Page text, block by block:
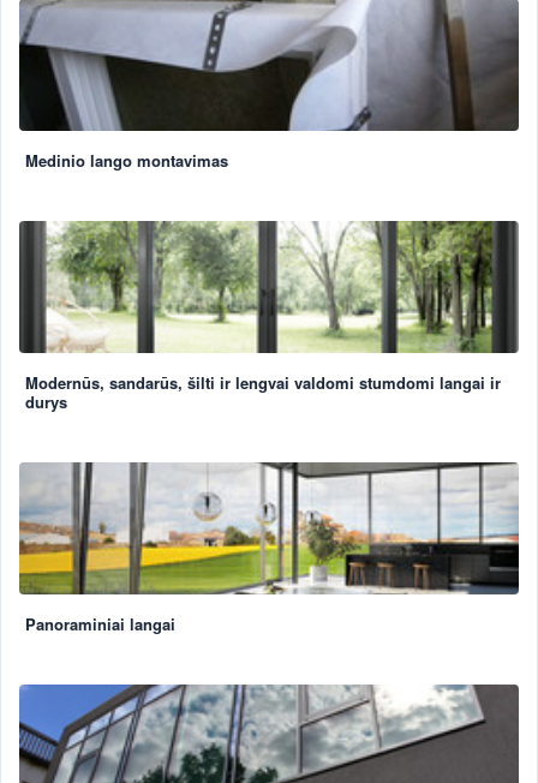
Medinio lango montavimas
Modernūs, sandarūs, šilti ir lengvai valdomi stumdomi langai ir
durys
Panoraminiai langai